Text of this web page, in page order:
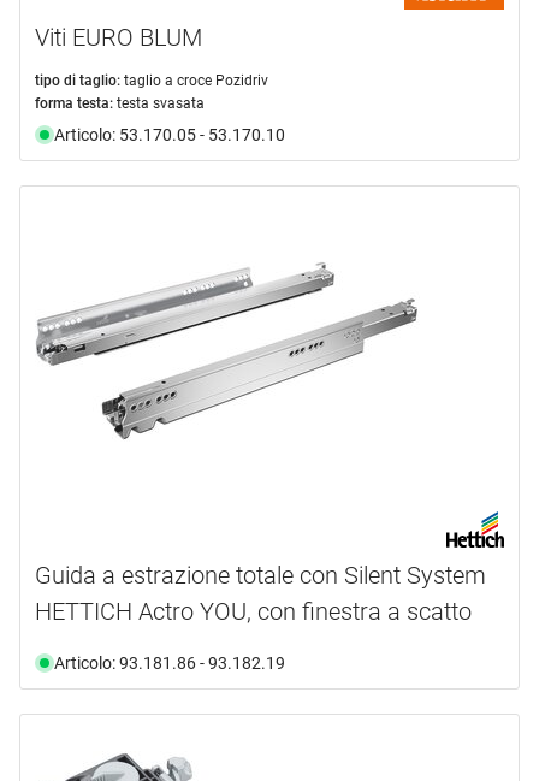
Viti EURO BLUM
tipo di taglio: taglio a croce Pozidriv
forma testa: testa svasata
Articolo: 53.170.05 - 53.170.10
Guida a estrazione totale con Silent System
HETTICH Actro YOU, con finestra a scatto
Articolo: 93.181.86 - 93.182.19